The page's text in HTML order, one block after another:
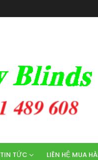
TIN TỨC LIÊN HỆ MUA